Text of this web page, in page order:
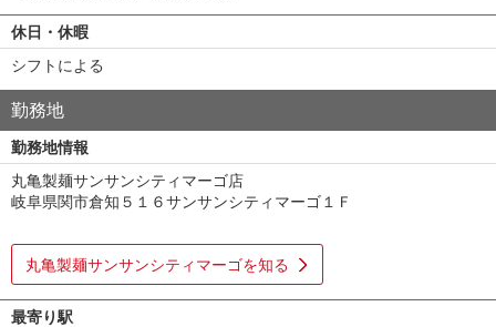
休日・休暇
シフトによる
勤務地
勤務地情報
丸亀製麺サンサンシティマーゴ店
岐阜県関市倉知５１６サンサンシティマーゴ１Ｆ
丸亀製麺サンサンシティマーゴを知る
最寄り駅